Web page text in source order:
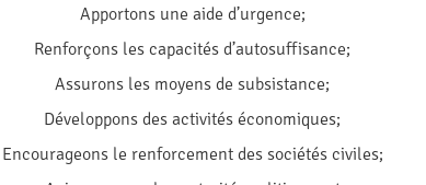
Apportons une aide d’urgence;
Renforçons les capacités d’autosuffisance;
Assurons les moyens de subsistance;
Développons des activités économiques;
Encourageons le renforcement des sociétés civiles;